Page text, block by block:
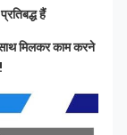
हैं
मिलकर काम करने